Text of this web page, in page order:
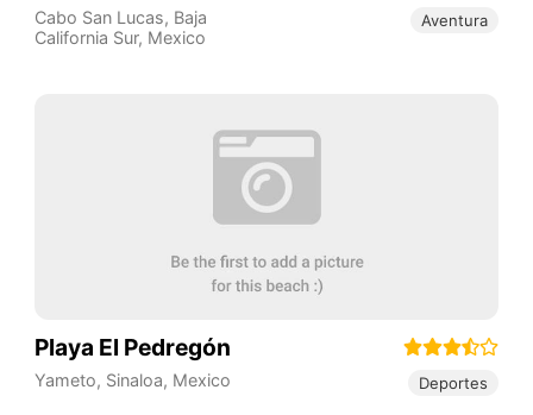
Cabo San Lucas, Baja
California Sur, Mexico
Aventura
Playa El Pedregón
Yameto, Sinaloa, Mexico Deportes